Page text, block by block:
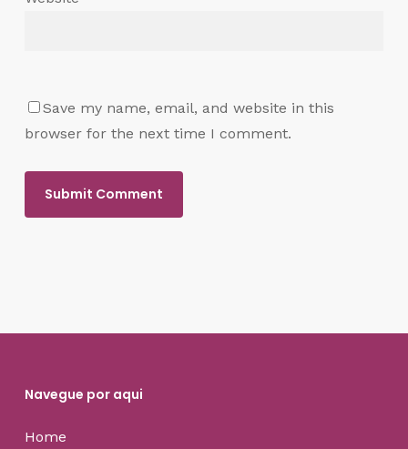
Save my name, email, and website in this
browser for the next time I comment.
Navegue por aqui
Home